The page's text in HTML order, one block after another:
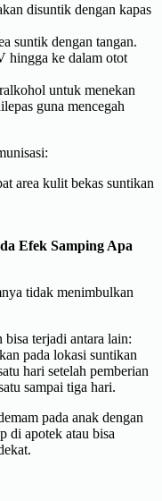
disuntik dengan kapas
suntik dengan tangan.
hingga ke dalam otot
untuk menekan
guna mencegah
area kulit bekas suntikan
Efek Samping Apa
tidak menimbulkan
terjadi antara lain:
pada lokasi suntikan
hari setelah pemberian
sampai tiga hari.
pada anak dengan
di apotek atau bisa